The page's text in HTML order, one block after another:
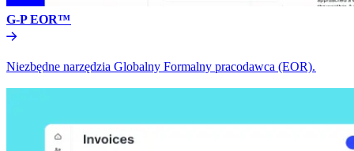
G-P EOR™​​
Niezbędne narzędzia Globalny Formalny pracodawca (EOR).​​